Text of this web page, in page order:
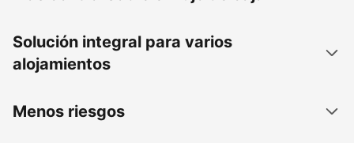
Solución integral para varios
alojamientos
Menos riesgos